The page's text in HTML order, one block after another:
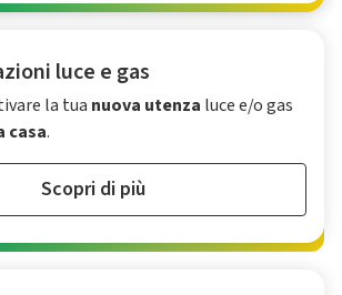
luce e gas
la tua nuova utenza luce e/o gas
casa.
Scopri di più